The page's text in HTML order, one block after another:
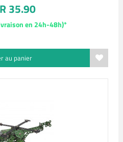
35.90
en 24h-48h)*
au panier